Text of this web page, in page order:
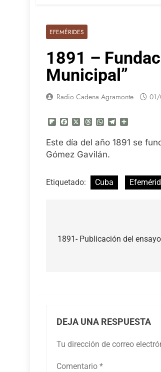
EFEMÉRIDES
1891 –
Municipal”
Radio Cadena Agramonte 01/
Flipboard
FacebookThreadsWhatsApp
Telegram
Este día del año 1891 se
Gómez Gavilán.
Etiquetado: Cuba
de
1891- Publicación del
DEJA UNA RESPUESTA
Tu dirección de correo
Comentario *